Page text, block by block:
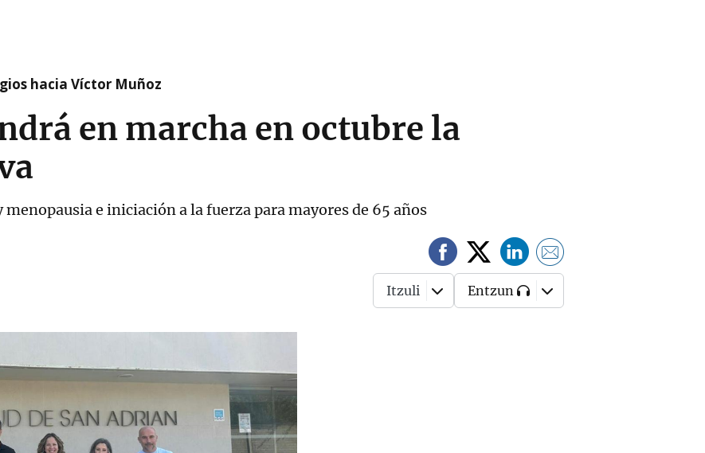
hacia Víctor Muñoz
en marcha en octubre la
e iniciación a la fuerza para mayores de 65 años
Itzuli Entzun